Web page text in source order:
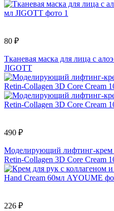
80 ₽
Тканевая маска для лица с
JIGOTT
490 ₽
Моделирующий лифтинг-крем
Retin-Collagen 3D Core Cream
226 ₽